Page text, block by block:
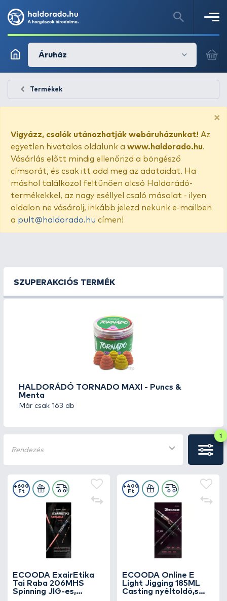
Áruház
Termékek
×
Vigyázz, csalók utánozhatják webáruházunkat! Az
egyetlen hivatalos oldalunk a www.haldorado.hu.
Vásárlás előtt mindig ellenőrizd a böngésző
címsorát, és csak itt add meg az adataidat. Ha
máshol találkozol feltűnően olcsó Haldorádó-
termékekkel, az nagy eséllyel csaló másolat - ilyen
oldalon ne vásárolj, inkább jelezd nekünk e-mailben
a pult@haldorado.hu címen!
SZUPERAKCIÓS TERMÉK
HALDORÁDÓ TORNADO MAXI - Puncs &
Menta
Már csak 163 db
Rendezés
1
ECOODA ExairEtika
Tai Raba 206MHS
Spinning JIG-es,
+600
Ft
ECOODA Online E
Light Jigging 185ML
Casting nyéltoldó,s
+400
Ft